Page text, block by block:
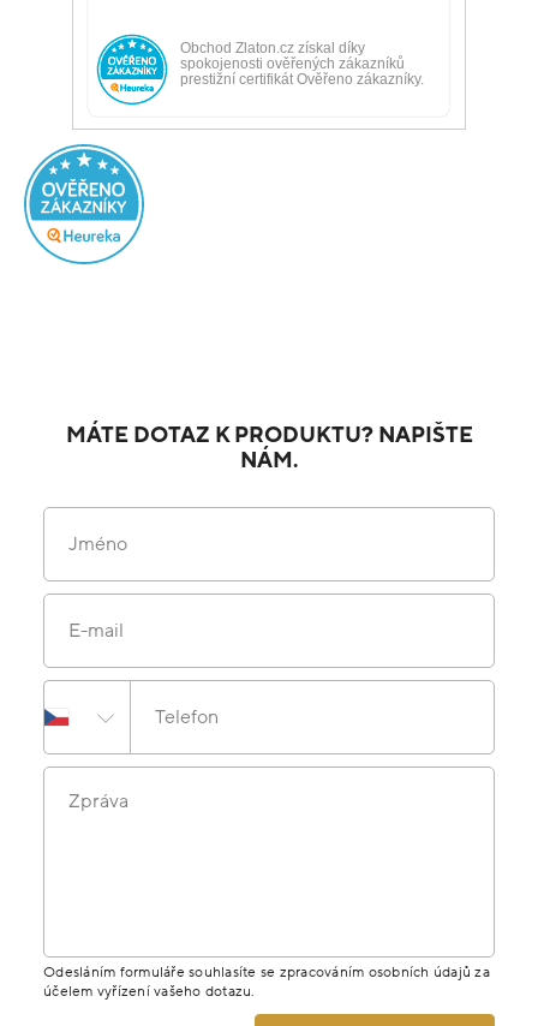
MÁTE DOTAZ K PRODUKTU? NAPIŠTE
NÁM.
Jméno
E-mail
Telefon
Zpráva
Odesláním formuláře souhlasíte se zpracováním osobních údajů za
účelem vyřízení vašeho dotazu.